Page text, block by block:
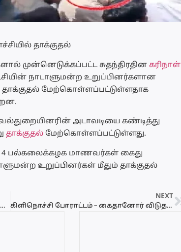
தாக்குதல்
முன்னெடுக்கப்பட்ட சுதந்திரதின கரிநாள்
நாடாளுமன்ற உறுப்பினர்களான
தாக்குதல் மேற்கொள்ளப்பட்டுள்ளதாக
அடாவடியை கண்டித்து
தாக்குதல் மேற்கொள்ளப்பட்டுள்ளது.
பல்கலைக்கழக மாணவர்கள் கைது
உறுப்பினர்கள் மீதும் தாக்குதல்
நெடுந்தீவுக்கு அண்மையில் கைது செய்யப்பட்ட இந்திய மீனவர்களுக்கு விளக்கமறியல்!
NEXT
கிளிநொச்சி போராட்டம் – கைதானோர் விடுதலை.!